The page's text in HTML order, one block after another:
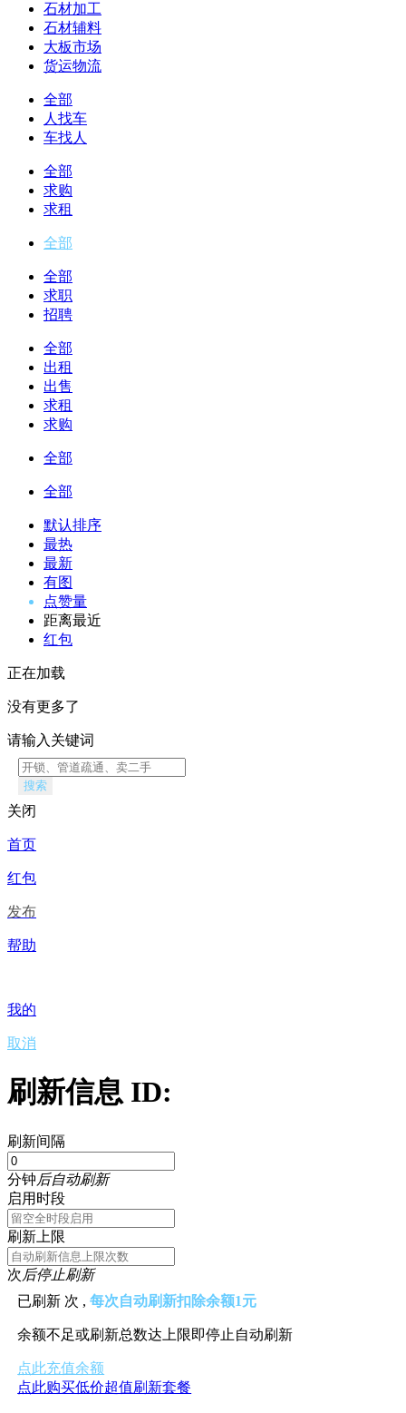
石材加工
石材辅料
大板市场
货运物流
全部
人找车
车找人
全部
求购
求租
全部
全部
求职
招聘
全部
出租
出售
求租
求购
全部
全部
默认排序
最热
最新
有图
点赞量
距离最近
红包
正在加载
没有更多了
请输入关键词
搜索
关闭
首页
红包
发布
帮助
我的
取消
刷新信息 ID:
刷新间隔
分钟后自动刷新
启用时段
刷新上限
次后停止刷新
已刷新 次 ,每次自动刷新扣除余额1元
余额不足或刷新总数达上限即停止自动刷新
点此充值余额
点此购买低价超值刷新套餐